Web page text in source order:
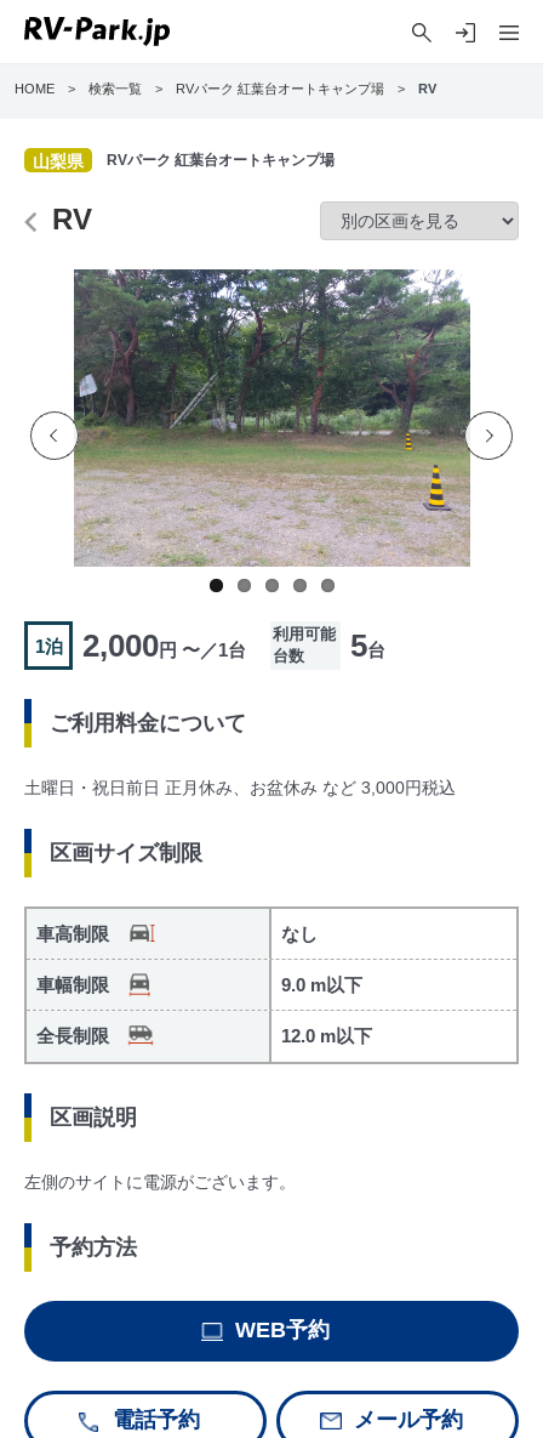
HOME > 検索一覧 > RVパーク 紅葉台オートキャンプ場 > RV
山梨県 RVパーク 紅葉台オートキャンプ場
RV
Previo
1泊 2,000円 〜／1台
利用可能
台数
5台
ご利用料金について
土曜日・祝日前日 正月休み、お盆休み など 3,000円税込
区画サイズ制限
車高制限 なし
車幅制限 9.0 m以下
全長制限 12.0 m以下
区画説明
左側のサイトに電源がございます。
予約方法
WEB予約
電話予約 メール予約